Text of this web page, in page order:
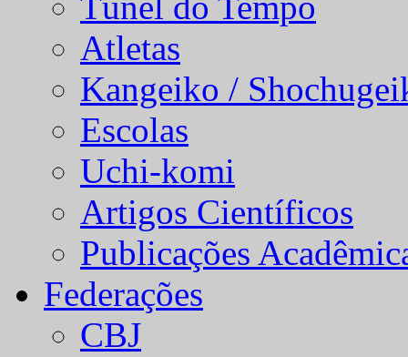
Atletas
Kangeiko /
Escolas
Uchi-komi
Artigos Científicos
Publicações
Federações
CBJ